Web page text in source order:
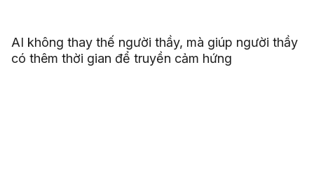
AI không thay thế người thầy, mà giúp người thầy
có thêm thời gian để truyền cảm hứng